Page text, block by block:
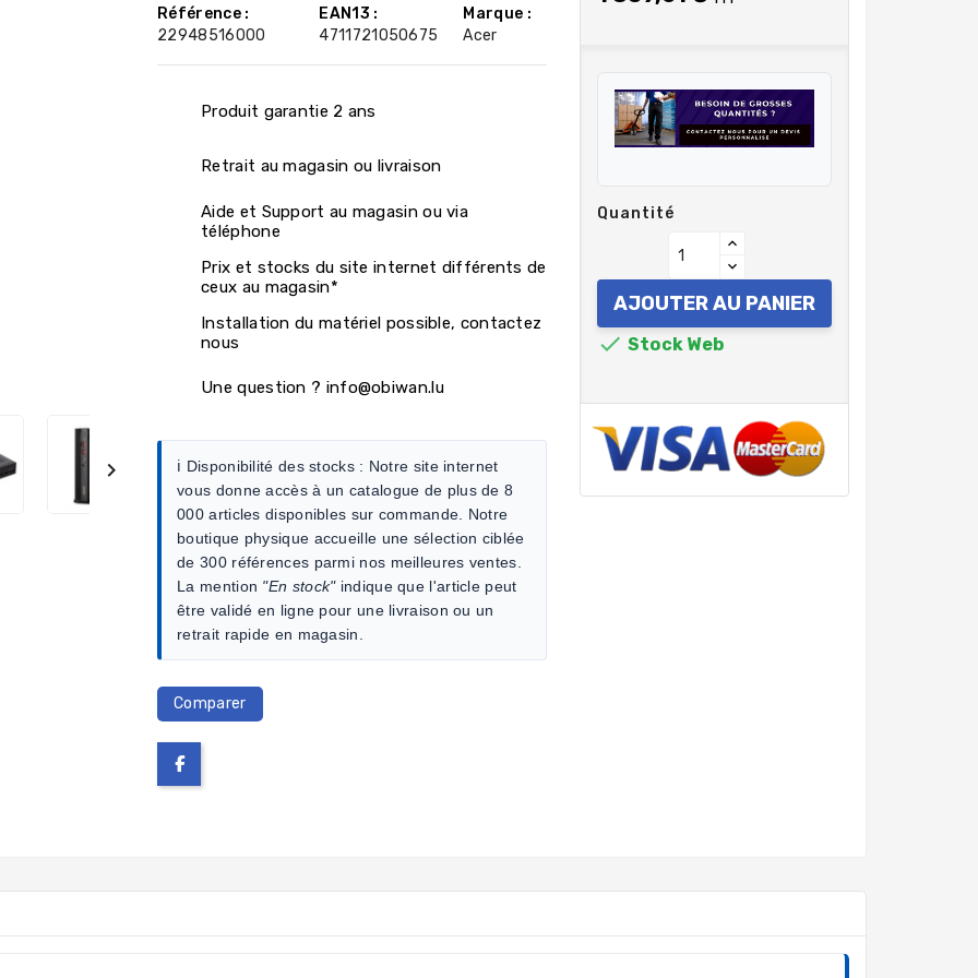

Référence :
22948516000
EAN13 :
4711721050675
Marque :
Acer
Produit garantie 2 ans
Retrait au magasin ou livraison
Aide et Support au magasin ou via
téléphone
Prix et stocks du site internet différents de
ceux au magasin*
Installation du matériel possible, contactez
nous
Une question ? info@obiwan.lu
ℹ️ Disponibilité des stocks : Notre site internet
vous donne accès à un catalogue de plus de 8
000 articles disponibles sur commande. Notre
boutique physique accueille une sélection ciblée
de 300 références parmi nos meilleures ventes.
La mention "En stock"indique que l'article peut
être validé en ligne pour une livraison ou un
retrait rapide en magasin.
Comparer
Quantité
AJOUTER AU PANIER
 Stock Web